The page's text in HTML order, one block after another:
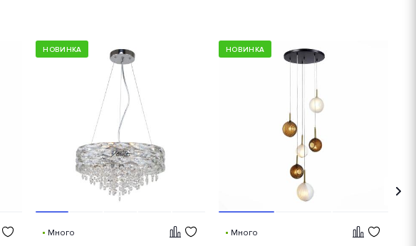
НОВИНКА
Много
НОВИНКА
Много